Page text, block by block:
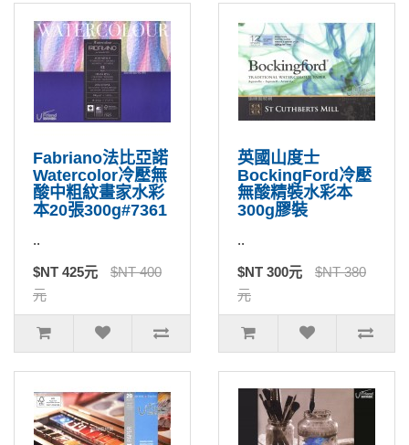
Fabriano法比亞諾
Watercolor冷壓無
酸中粗紋畫家水彩
本20張300g#7361
..
$NT 425元
$NT 400
元
英國山度士
BockingFord冷壓
無酸精裝水彩本
300g膠裝
..
$NT 300元
$NT 380
元